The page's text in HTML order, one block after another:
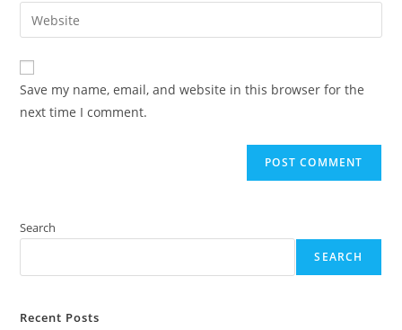
comment
address
comment
Enter
your
website
URL
(optional)
Save my name, email, and website in this browser for the
next time I comment.
Search
SEARCH
Recent Posts